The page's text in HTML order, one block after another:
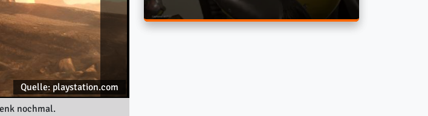
Quelle: playstation.com
nochmal.